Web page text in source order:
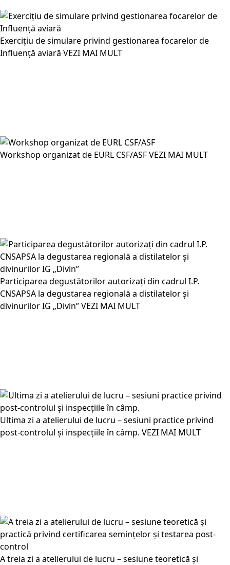
Exercițiu de simulare privind gestionarea focarelor de
Influență aviară VEZI MAI MULT
Workshop organizat de EURL CSF/ASFVEZI MAI MULT
Participarea degustătorilor autorizați din cadrul I.P.
CNSAPSA la degustarea regională a distilatelor și
divinurilor IG „Divin”VEZI MAI MULT
Ultima zi a atelierului de lucru – sesiuni practice privind
post-controlul și inspecțiile în câmp. VEZI MAI MULT
A treia zi a atelierului de lucru – sesiune teoretică și